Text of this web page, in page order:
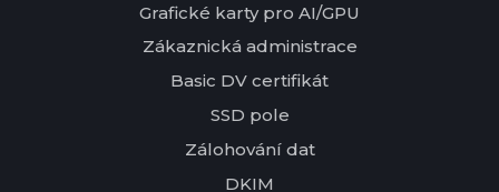
Grafické karty pro AI/GPU
Zákaznická administrace
Basic DV certifikát
SSD pole
Zálohování dat
DKIM